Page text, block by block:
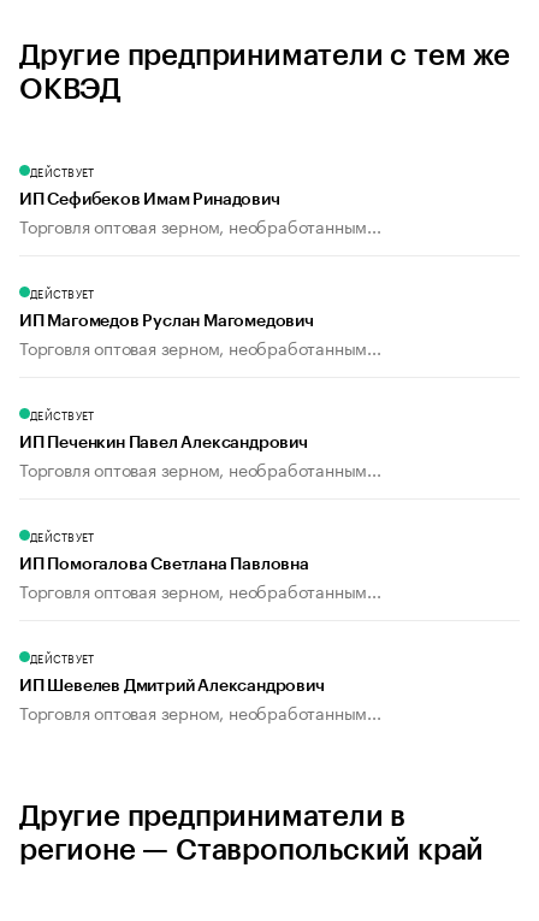
Другие предприниматели с тем же
ОКВЭД
ДЕЙСТВУЕТ
ИП Сефибеков Имам Ринадович
Торговля оптовая зерном, необработанным...
ДЕЙСТВУЕТ
ИП Магомедов Руслан Магомедович
Торговля оптовая зерном, необработанным...
ДЕЙСТВУЕТ
ИП Печенкин Павел Александрович
Торговля оптовая зерном, необработанным...
ДЕЙСТВУЕТ
ИП Помогалова Светлана Павловна
Торговля оптовая зерном, необработанным...
ДЕЙСТВУЕТ
ИП Шевелев Дмитрий Александрович
Торговля оптовая зерном, необработанным...
Другие предприниматели в
регионе — Ставропольский край